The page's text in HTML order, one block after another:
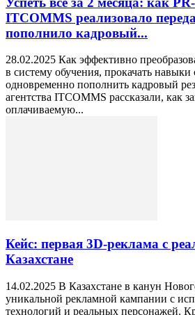
ITCOMMS реализовало
пополнило кадровый...
28.02.2025 Как эффективно
в систему обучения, прокачать навыки
одновременно пополнить кадровый
агентства ITCOMMS рассказали, как
оплачиваемую...
Кейс: первая 3D-реклама с
Казахстане
14.02.2025 В Казахстане в канун
уникальной рекламной кампании с
технологий и реальных персонажей.